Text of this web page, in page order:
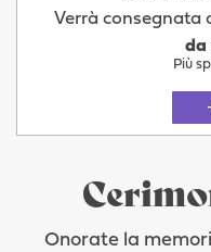
Verrà consegnata
da
Più
Onorate la